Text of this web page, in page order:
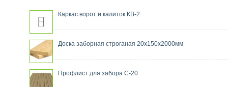
Каркас ворот и калиток КВ-2
Доска заборная строганая 20х150х2000мм
Профлист для забора С-20